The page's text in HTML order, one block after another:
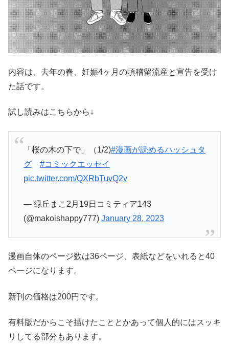
内容は、去年の春、妊娠4ヶ月の頃稽留流産と宣告を受け
た話です。
試し読みはこちらから↓
「桜の木の下で」（1/2)#漫画が読めるハッシュタ
グ
#コミックエッセイ
pic.twitter.com/QXRbTuvQ2v
— 緑丘まこ2月19日コミティア143
(@makoishappy777) January 28, 2023
漫画自体のページ数は36ページ、表紙などをいれると40
ページになります。
新刊の価格は200円です。
有料版だからこそ描けたこととかあって個人的にはスッキ
リしてる部分もあります。